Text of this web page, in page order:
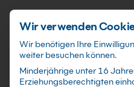
Wir verwenden
Wir benötigen Ihre
weiter besuchen können.
Minderjährige unter 16
Erziehungsberechtigten